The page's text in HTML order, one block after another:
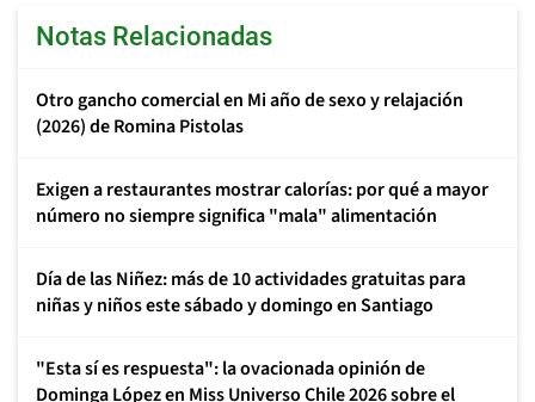
Notas Relacionadas
Otro gancho comercial en Mi año de sexo y relajación
(2026) de Romina Pistolas
Exigen a restaurantes mostrar calorías: por qué a mayor
número no siempre significa "mala" alimentación
Día de las Niñez: más de 10 actividades gratuitas para
niñas y niños este sábado y domingo en Santiago
"Esta sí es respuesta": la ovacionada opinión de
Dominga López en Miss Universo Chile 2026 sobre el